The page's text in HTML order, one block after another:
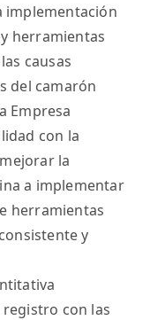
implementación
herramientas
causas
del camarón
Empresa
con la
la
a implementar
herramientas
y
con las